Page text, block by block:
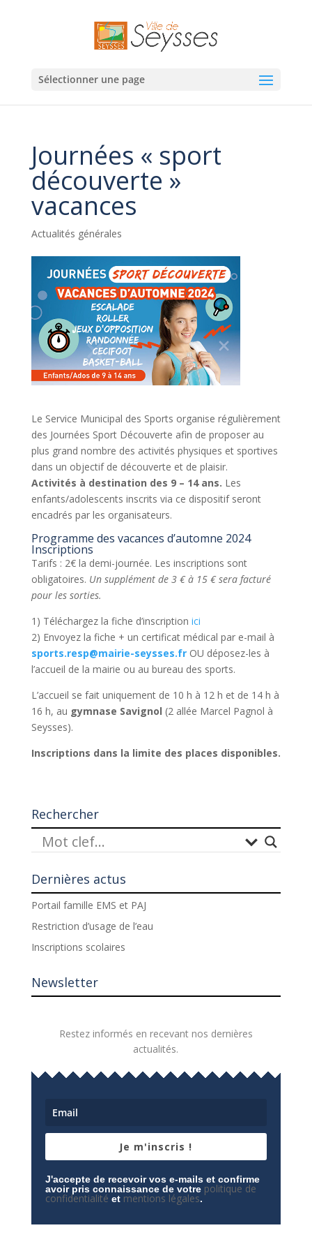
Sélectionner une page
Journées « sport
découverte »
vacances
Actualités générales
Le Service Municipal des Sports organise régulièrement
des Journées Sport Découverte afin de proposer au
plus grand nombre des activités physiques et sportives
dans un objectif de découverte et de plaisir.
Activités à destination des 9 – 14 ans. Les
enfants/adolescents inscrits via ce dispositif seront
encadrés par les organisateurs.
Programme des vacances d’automne 2024
Inscriptions
Tarifs : 2€ la demi-journée. Les inscriptions sont
obligatoires. Un supplément de 3 € à 15 € sera facturé
pour les sorties.
1) Téléchargez la fiche d’inscription ici
2) Envoyez la fiche + un certificat médical par e-mail à
sports.resp@mairie-seysses.fr OU déposez-les à
l’accueil de la mairie ou au bureau des sports.
L’accueil se fait uniquement de 10 h à 12 h et de 14 h à
16 h, au gymnase Savignol (2 allée Marcel Pagnol à
Seysses).
Inscriptions dans la limite des places disponibles.
Rechercher
Dernières actus
Portail famille EMS et PAJ
Restriction d’usage de l’eau
Inscriptions scolaires
Newsletter
Restez informés en recevant nos dernières
actualités.
Je m'inscris !
J'accepte de recevoir vos e-mails et confirme
avoir pris connaissance de votre politique de
confidentialité et mentions légales.